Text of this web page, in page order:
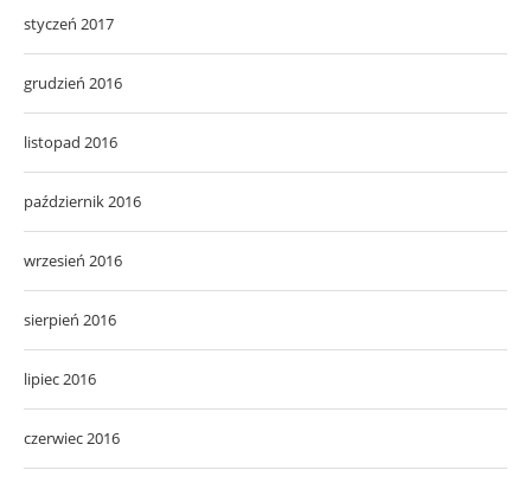
styczeń 2017
grudzień 2016
listopad 2016
październik 2016
wrzesień 2016
sierpień 2016
lipiec 2016
czerwiec 2016